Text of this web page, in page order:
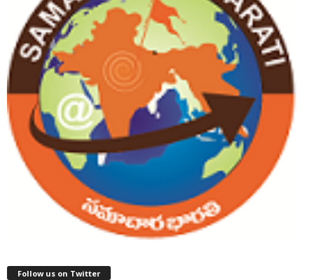
Follow us on Twitter